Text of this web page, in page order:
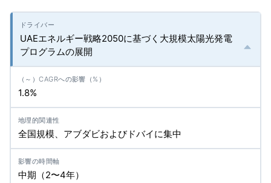
UAEエネルギー戦略2050に基づく大規模太陽光発電
プログラムの展開
1.8%
全国規模、アブダビおよびドバイに集中
中期（2〜4年）